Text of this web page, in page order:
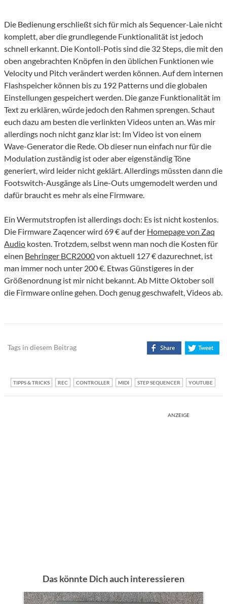
Die Bedienung erschließt sich für mich als Sequencer-Laie nicht
komplett, aber die grundlegende Funktionalität ist jedoch
schnell erkannt. Die Kontoll-Potis sind die 32 Steps, die mit den
oben angebrachten Knöpfen in den üblichen Funktionen wie
Velocity und Pitch verändert werden können. Auf dem internen
Flashspeicher können bis zu 192 Patterns und die globalen
Einstellungen gespeichert werden. Die ganze Funktionalität im
Text zu erklären, würde jedoch den Rahmen sprengen. Schaut
euch dazu am besten die verlinkten Videos unten an. Was mir
allerdings noch nicht ganz klar ist: Im Video ist von einem
Wave-Generator die Rede. Ob dieser nun einfach nur für die
Modulation zuständig ist oder aber eigenständig Töne
generiert, wird leider nicht geklärt. Allerdings müssten dann die
Footswitch-Ausgänge als Line-Outs umgemodelt werden und
dafür braucht es mehr als eine Firmware.
Ein Wermutstropfen ist allerdings doch: Es ist nicht kostenlos.
Die Firmware Zaqencer wird 69 € auf der Homepage von Zaq
Audio kosten. Trotzdem, selbst wenn man noch die Kosten für
einen Behringer BCR2000von aktuell 127 € dazurechnet, ist
man immer noch unter 200 €. Etwas Günstigeres in der
Größenordnung ist mir nicht bekannt. Ab Mitte Oktober soll
die Firmware online gehen. Doch genug geschwafelt, Videos ab.
Tags in diesem Beitrag
TIPPS & TRICKS REC CONTROLLER MIDI STEP SEQUENCER YOUTUBE
ANZEIGE
Das könnte Dich auch interessieren